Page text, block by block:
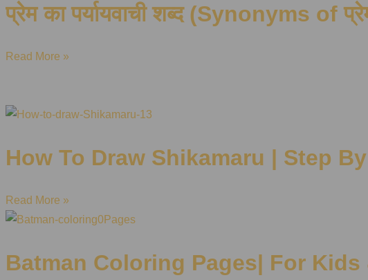
प्रेम का पर्यायवाची शब्द (Synonyms of
Read More »
How To Draw Shikamaru | Step
Read More »
Batman Coloring Pages| For